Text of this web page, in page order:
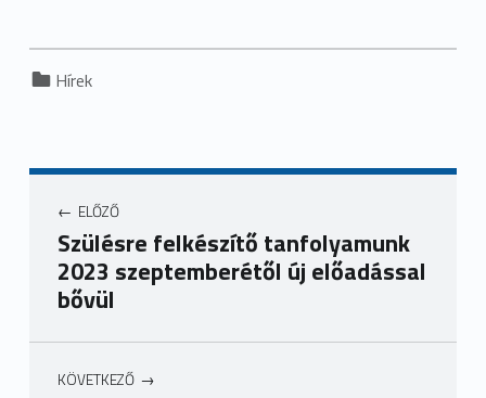
Categorized in:
Hírek
ELŐZŐ
Szülésre felkészítő tanfolyamunk
2023 szeptemberétől új előadással
bővül
KÖVETKEZŐ